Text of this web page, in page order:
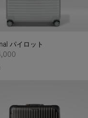
パイロット